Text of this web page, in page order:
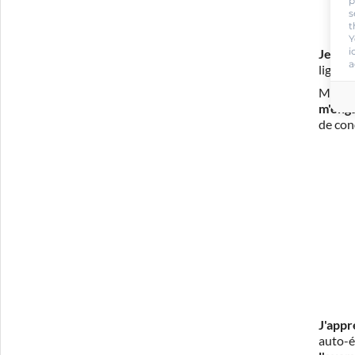
Je
ligne
Mon
de
auto-